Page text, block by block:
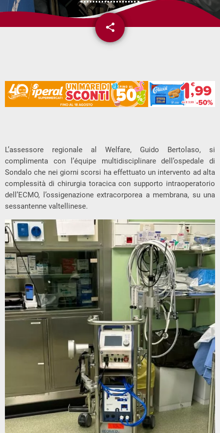
share
email
L’assessore regionale al Welfare, Guido Bertolaso, si
complimenta con l’équipe multidisciplinare dell’ospedale di
Sondalo che nei giorni scorsi ha effettuato un intervento ad alta
complessità di chirurgia toracica con supporto intraoperatorio
dell’ECMO, l’ossigenazione extracorporea a membrana, su una
sessantenne valtellinese.